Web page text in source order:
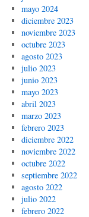
mayo 2024
diciembre 2023
noviembre 2023
octubre 2023
agosto 2023
julio 2023
junio 2023
mayo 2023
abril 2023
marzo 2023
febrero 2023
diciembre 2022
noviembre 2022
octubre 2022
septiembre 2022
agosto 2022
julio 2022
febrero 2022